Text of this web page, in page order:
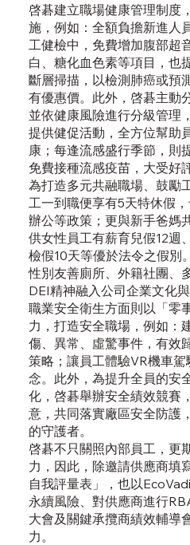
啓碁建立職場健康管理制度
施，例如：全額負擔新進人
工健檢中，免費增加腹部超
白、糖化血色素等項目，也
斷層掃描，以檢測肺癌或預
有優惠價。此外，啓碁主動
並依健康風險進行分級管理
提供健促活動，全方位幫助
康；每逢流感盛行季節，則
免費接種流感疫苗，大受好評
為打造多元共融職場、鼓勵
工一到職便享有5天特休假
辦公等政策；更與新手爸媽
供女性員工有薪育兒假12週
檢假10天等優於法令之假別
性別友善廁所、外籍社團、
DEI精神融入公司企業文化與
職業安全衛生方面則以「零
力，打造安全職場，例如：
傷、異常、虛驚事件，有效
策略；讓員工體驗VR機車
念。此外，為提升全員的安
化，啓碁舉辦安全績效競賽
意，共同落實廠區安全防護
的守護者。
啓碁不只關照內部員工，更
力，因此，除邀請供應商填
自我評量表」，也以
永續風險、對供應商進行
大會及關鍵承攬商績效輔導
力。